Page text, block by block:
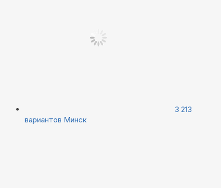
3 213
вариантов Минск